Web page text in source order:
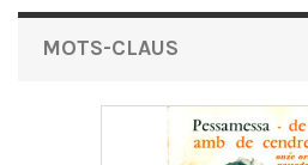
MOTS-CLAUS